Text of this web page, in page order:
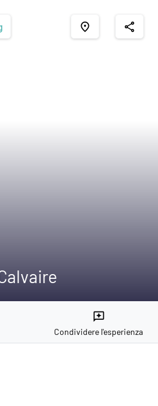
place share
reviews
Condividere l'esperienza